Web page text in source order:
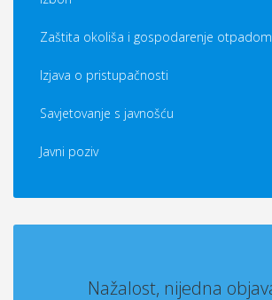
Zaštita okoliša i gospodarenje otpadom
Izjava o pristupačnosti
Savjetovanje s javnošću
Javni poziv
Nažalost, nijedna